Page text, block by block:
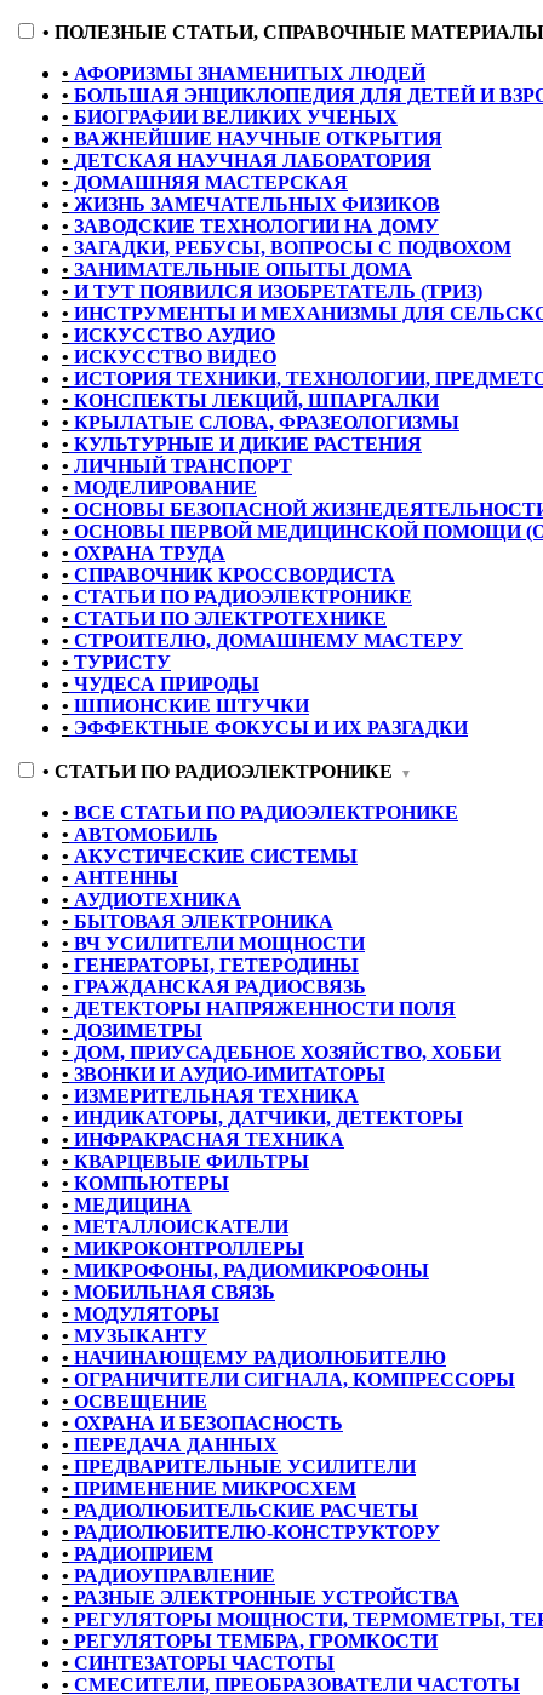
• ПОЛЕЗНЫЕ СТАТЬИ, СПРАВОЧНЫЕ МАТЕРИАЛЫ
• АФОРИЗМЫ ЗНАМЕНИТЫХ ЛЮДЕЙ
• БОЛЬШАЯ ЭНЦИКЛОПЕДИЯ ДЛЯ ДЕТЕЙ И
• БИОГРАФИИ ВЕЛИКИХ УЧЕНЫХ
• ВАЖНЕЙШИЕ НАУЧНЫЕ ОТКРЫТИЯ
• ДЕТСКАЯ НАУЧНАЯ ЛАБОРАТОРИЯ
• ДОМАШНЯЯ МАСТЕРСКАЯ
• ЖИЗНЬ ЗАМЕЧАТЕЛЬНЫХ ФИЗИКОВ
• ЗАВОДСКИЕ ТЕХНОЛОГИИ НА ДОМУ
• ЗАГАДКИ, РЕБУСЫ, ВОПРОСЫ С ПОДВОХОМ
• ЗАНИМАТЕЛЬНЫЕ ОПЫТЫ ДОМА
• И ТУТ ПОЯВИЛСЯ ИЗОБРЕТАТЕЛЬ (ТРИЗ)
• ИНСТРУМЕНТЫ И МЕХАНИЗМЫ ДЛЯ
• ИСКУССТВО АУДИО
• ИСКУССТВО ВИДЕО
• ИСТОРИЯ ТЕХНИКИ, ТЕХНОЛОГИИ,
• КОНСПЕКТЫ ЛЕКЦИЙ, ШПАРГАЛКИ
• КРЫЛАТЫЕ СЛОВА, ФРАЗЕОЛОГИЗМЫ
• КУЛЬТУРНЫЕ И ДИКИЕ РАСТЕНИЯ
• ЛИЧНЫЙ ТРАНСПОРТ
• МОДЕЛИРОВАНИЕ
• ОСНОВЫ БЕЗОПАСНОЙ
• ОСНОВЫ ПЕРВОЙ МЕДИЦИНСКОЙ ПОМОЩИ
• ОХРАНА ТРУДА
• СПРАВОЧНИК КРОССВОРДИСТА
• СТАТЬИ ПО РАДИОЭЛЕКТРОНИКЕ
• СТАТЬИ ПО ЭЛЕКТРОТЕХНИКЕ
• СТРОИТЕЛЮ, ДОМАШНЕМУ МАСТЕРУ
• ТУРИСТУ
• ЧУДЕСА ПРИРОДЫ
• ШПИОНСКИЕ ШТУЧКИ
• ЭФФЕКТНЫЕ ФОКУСЫ И ИХ РАЗГАДКИ
• СТАТЬИ ПО РАДИОЭЛЕКТРОНИКЕ ▼
• ВСЕ СТАТЬИ ПО РАДИОЭЛЕКТРОНИКЕ
• АВТОМОБИЛЬ
• АКУСТИЧЕСКИЕ СИСТЕМЫ
• АНТЕННЫ
• АУДИОТЕХНИКА
• БЫТОВАЯ ЭЛЕКТРОНИКА
• ВЧ УСИЛИТЕЛИ МОЩНОСТИ
• ГЕНЕРАТОРЫ, ГЕТЕРОДИНЫ
• ГРАЖДАНСКАЯ РАДИОСВЯЗЬ
• ДЕТЕКТОРЫ НАПРЯЖЕННОСТИ ПОЛЯ
• ДОЗИМЕТРЫ
• ДОМ, ПРИУСАДЕБНОЕ ХОЗЯЙСТВО, ХОББИ
• ЗВОНКИ И АУДИО-ИМИТАТОРЫ
• ИЗМЕРИТЕЛЬНАЯ ТЕХНИКА
• ИНДИКАТОРЫ, ДАТЧИКИ, ДЕТЕКТОРЫ
• ИНФРАКРАСНАЯ ТЕХНИКА
• КВАРЦЕВЫЕ ФИЛЬТРЫ
• КОМПЬЮТЕРЫ
• МЕДИЦИНА
• МЕТАЛЛОИСКАТЕЛИ
• МИКРОКОНТРОЛЛЕРЫ
• МИКРОФОНЫ, РАДИОМИКРОФОНЫ
• МОБИЛЬНАЯ СВЯЗЬ
• МОДУЛЯТОРЫ
• МУЗЫКАНТУ
• НАЧИНАЮЩЕМУ РАДИОЛЮБИТЕЛЮ
• ОГРАНИЧИТЕЛИ СИГНАЛА, КОМПРЕССОРЫ
• ОСВЕЩЕНИЕ
• ОХРАНА И БЕЗОПАСНОСТЬ
• ПЕРЕДАЧА ДАННЫХ
• ПРЕДВАРИТЕЛЬНЫЕ УСИЛИТЕЛИ
• ПРИМЕНЕНИЕ МИКРОСХЕМ
• РАДИОЛЮБИТЕЛЬСКИЕ РАСЧЕТЫ
• РАДИОЛЮБИТЕЛЮ-КОНСТРУКТОРУ
• РАДИОПРИЕМ
• РАДИОУПРАВЛЕНИЕ
• РАЗНЫЕ ЭЛЕКТРОННЫЕ УСТРОЙСТВА
• РЕГУЛЯТОРЫ МОЩНОСТИ, ТЕРМОМЕТРЫ,
• РЕГУЛЯТОРЫ ТЕМБРА, ГРОМКОСТИ
• СИНТЕЗАТОРЫ ЧАСТОТЫ
• СМЕСИТЕЛИ, ПРЕОБРАЗОВАТЕЛИ ЧАСТОТЫ